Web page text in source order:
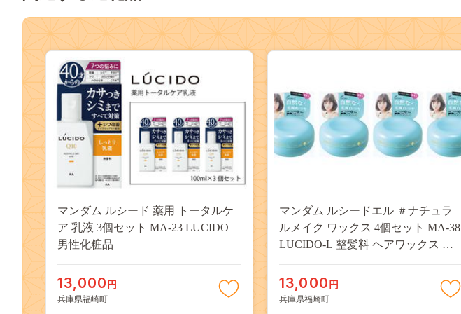
マンダム ルシード 薬用 トータルケ
ア 乳液 3個セット MA-23 LUCIDO
男性化粧品
13,000 円
兵庫県福崎町
マンダム ルシードエル ＃ナチュラ
ルメイク ワックス 4個セット MA-38
LUCIDO-L 整髪料 ヘアワックス ス
13,000 円
兵庫県福崎町